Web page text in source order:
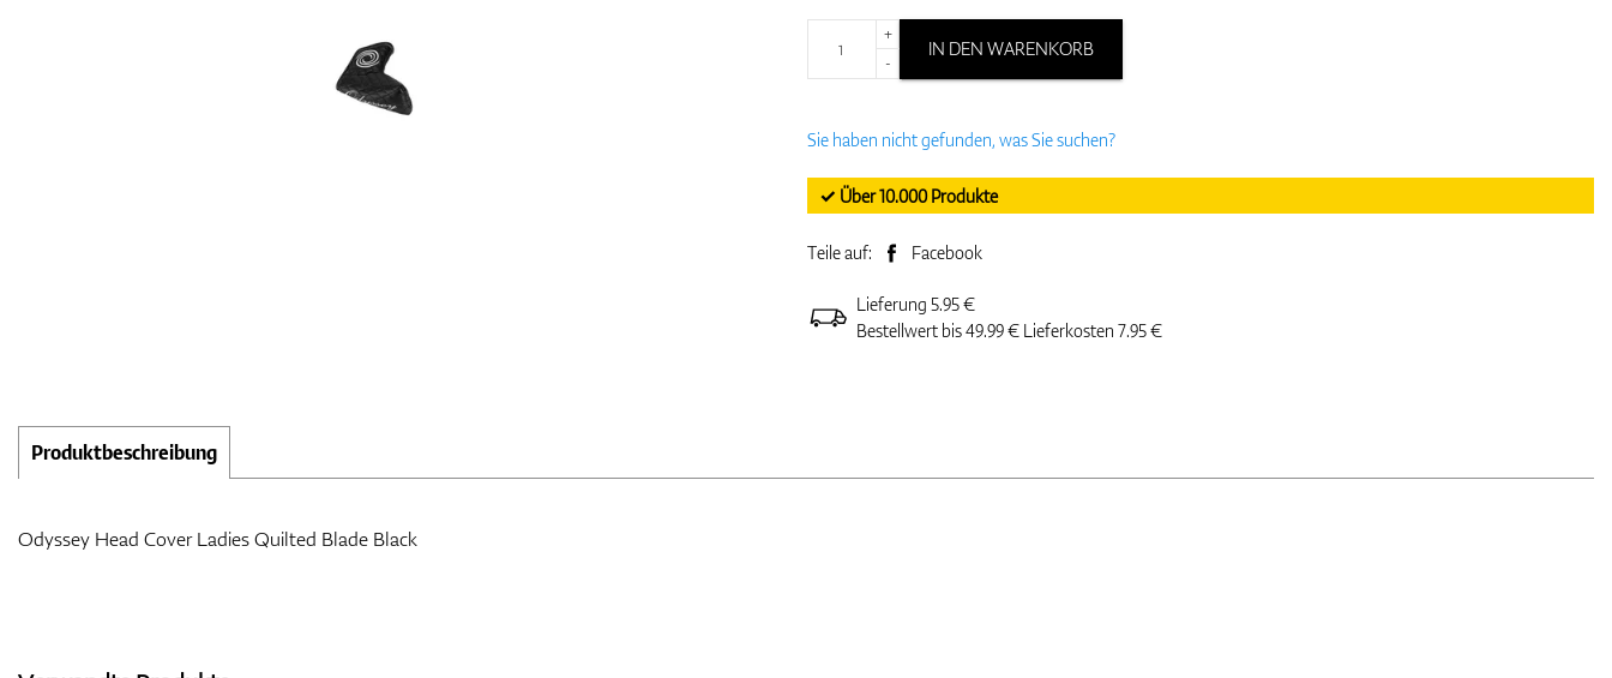
+
-
IN DEN WARENKORB
Sie haben nicht gefunden, was Sie suchen?
✓ Über 10.000 Produkte
Teile auf: Facebook
Lieferung 5.95 €
Bestellwert bis 49.99 € Lieferkosten 7.95 €
Produktbeschreibung
Odyssey Head Cover Ladies Quilted Blade Black